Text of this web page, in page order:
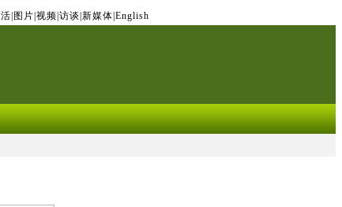
图片 视频 访谈 新媒体 English